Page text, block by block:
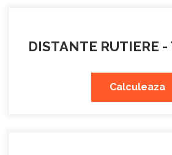
DISTANTE RUTIERE
Calculeaza